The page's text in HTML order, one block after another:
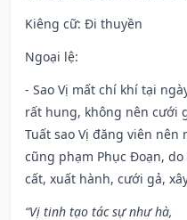
Kiêng cữ: Đi thuyền
Ngoại lệ:
- Sao Vị mất chí khí tại
rất hung, không nên cưới
Tuất sao Vị đăng viên
cũng phạm Phục Đoạn,
cất, xuất hành, cưới gả,
“Vị tinh tạo tác sự như hà,